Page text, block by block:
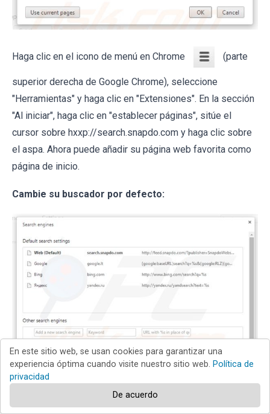
Haga clic en el icono de menú en Chrome (parte
superior derecha de Google Chrome), seleccione
"Herramientas" y haga clic en "Extensiones". En la sección
"Al iniciar", haga clic en "establecer páginas", sitúe el
cursor sobre hxxp://search.snapdo.com y haga clic sobre
el aspa. Ahora puede añadir su página web favorita como
página de inicio.
Cambie su buscador por defecto:
En este sitio web, se usan cookies para garantizar una
experiencia óptima cuando visite nuestro sitio web. Política de
privacidad
De acuerdo